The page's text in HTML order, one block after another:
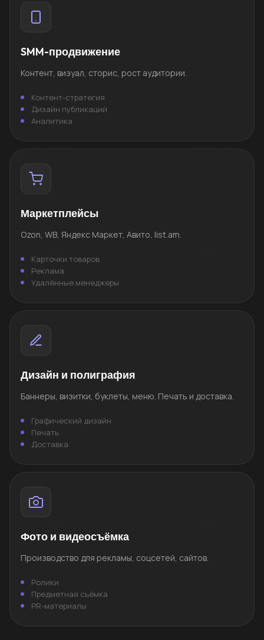
SMM-продвижение
Контент, визуал, сторис, рост аудитории.
Контент-стратегия
Дизайн публикаций
Аналитика
Маркетплейсы
Ozon, WB, Яндекс Маркет, Авито, list.am.
Карточки товаров
Реклама
Удалённые менеджеры
Дизайн и полиграфия
Баннеры, визитки, буклеты, меню. Печать и доставка.
Графический дизайн
Печать
Доставка
Фото и видеосъёмка
Производство для рекламы, соцсетей, сайтов.
Ролики
Предметная съёмка
PR-материалы